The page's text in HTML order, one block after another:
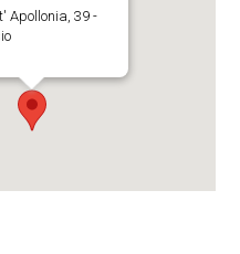
Apollonia, 39 -